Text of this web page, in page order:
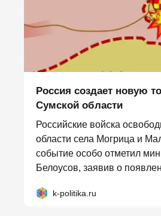
Россия создает новую
Сумской области
Российские войска
области села Могрица и
событие особо отметил
Белоусов, заявив о
k-politika.ru